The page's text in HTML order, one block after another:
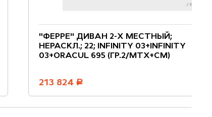
"ФЕРРЕ" ДИВАН 2-Х МЕСТНЫЙ;
НЕРАСКЛ.; 22; INFINITY 03+INFINITY
03+ORACUL 695 (ГР.2/МТХ+СМ)
213 824 руб.